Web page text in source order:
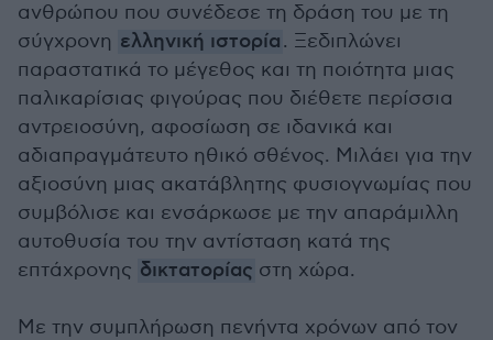
ανθρώπου που συνέδεσε τη δράση του με τη
σύγχρονη ελληνική ιστορία. Ξεδιπλώνει
παραστατικά το μέγεθος και τη ποιότητα μιας
παλικαρίσιας φιγούρας που διέθετε περίσσια
αντρειοσύνη, αφοσίωση σε ιδανικά και
αδιαπραγμάτευτο ηθικό σθένος. Μιλάει για την
αξιοσύνη μιας ακατάβλητης φυσιογνωμίας που
συμβόλισε και ενσάρκωσε με την απαράμιλλη
αυτοθυσία του την αντίσταση κατά της
επτάχρονης δικτατορίας στη χώρα.
Με την συμπλήρωση πενήντα χρόνων από τον